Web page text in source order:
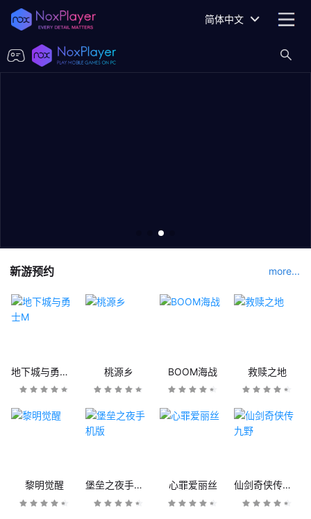
简体中文
新游预约 more...
地下城与勇士M 桃源乡 BOOM海战 救赎之地
黎明觉醒 堡垒之夜手机版 心罪爱丽丝 仙剑奇侠传九野